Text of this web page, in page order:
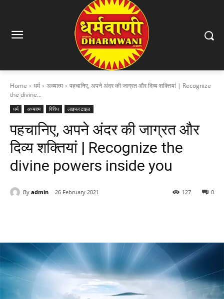
Home धर्म अध्यात्म
पहचानिए, अपने अंदर की जाग्रत और दिव्य शक्तियां | Recognize
the divine...
धर्म अध्यात्म विविध लाइफस्टाइल
पहचानिए, अपने अंदर की जाग्रत और
दिव्य शक्तियां | Recognize the
divine powers inside you
By admin 26 February 2021 0
127